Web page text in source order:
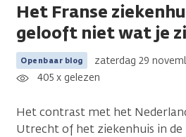
Het Franse
gelooft niet wat je
Openbaar blog
zaterdag 29
405 x gelezen
Het contrast met het
Utrecht of het ziekenhuis in de